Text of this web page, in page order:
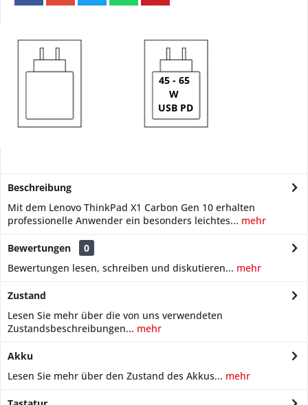
45 - 65
W
USB PD
Beschreibung
Mit dem Lenovo ThinkPad X1 Carbon Gen 10 erhalten
professionelle Anwender ein besonders leichtes... mehr
Bewertungen
0
Bewertungen lesen, schreiben und diskutieren... mehr
Zustand
Lesen Sie mehr über die von uns verwendeten
Zustandsbeschreibungen... mehr
Akku
Lesen Sie mehr über den Zustand des Akkus... mehr